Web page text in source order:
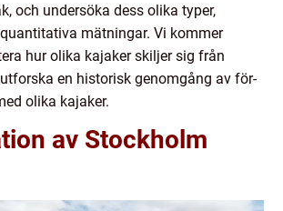
och undersöka dess olika typer,
mätningar. Vi kommer
hur olika kajaker skiljer sig från
en historisk genomgång av för-
olika kajaker.
av Stockholm